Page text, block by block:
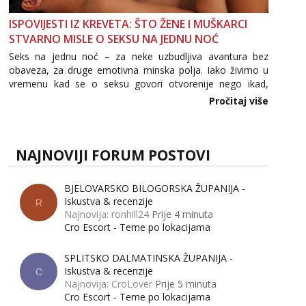
ISPOVIJESTI IZ KREVETA: ŠTO ŽENE I MUŠKARCI
STVARNO MISLE O SEKSU NA JEDNU NOĆ
Seks na jednu noć – za neke uzbudljiva avantura bez
obaveza, za druge emotivna minska polja. Iako živimo u
vremenu kad se o seksu govori otvorenije nego ikad,
tema „jedne noći strasti“ i dalje izaziva burne rasprave. Što
Pročitaj više
NAJNOVIJI FORUM POSTOVI
R
BJELOVARSKO BILOGORSKA ŽUPANIJA -
Iskustva & recenzije
Najnovija: ronhill24 Prije 4 minuta
Cro Escort - Teme po lokacijama
C
SPLITSKO DALMATINSKA ŽUPANIJA -
Iskustva & recenzije
Najnovija: CroLover Prije 5 minuta
Cro Escort - Teme po lokacijama